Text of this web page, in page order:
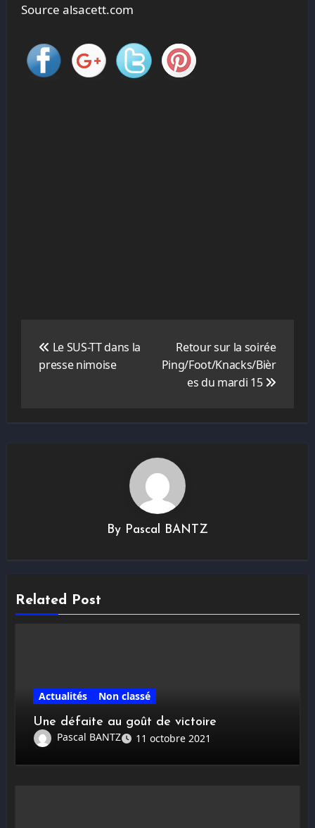
Source alsacett.com
l’article
Le SUS-TT dans la
presse nimoise
Retour sur la soirée
Ping/Foot/Knacks/Bièr
es du mardi 15
By Pascal BANTZ
Related Post
Actualités
Non classé
Une défaite au goût de victoire
Pascal BANTZ
11 octobre 2021